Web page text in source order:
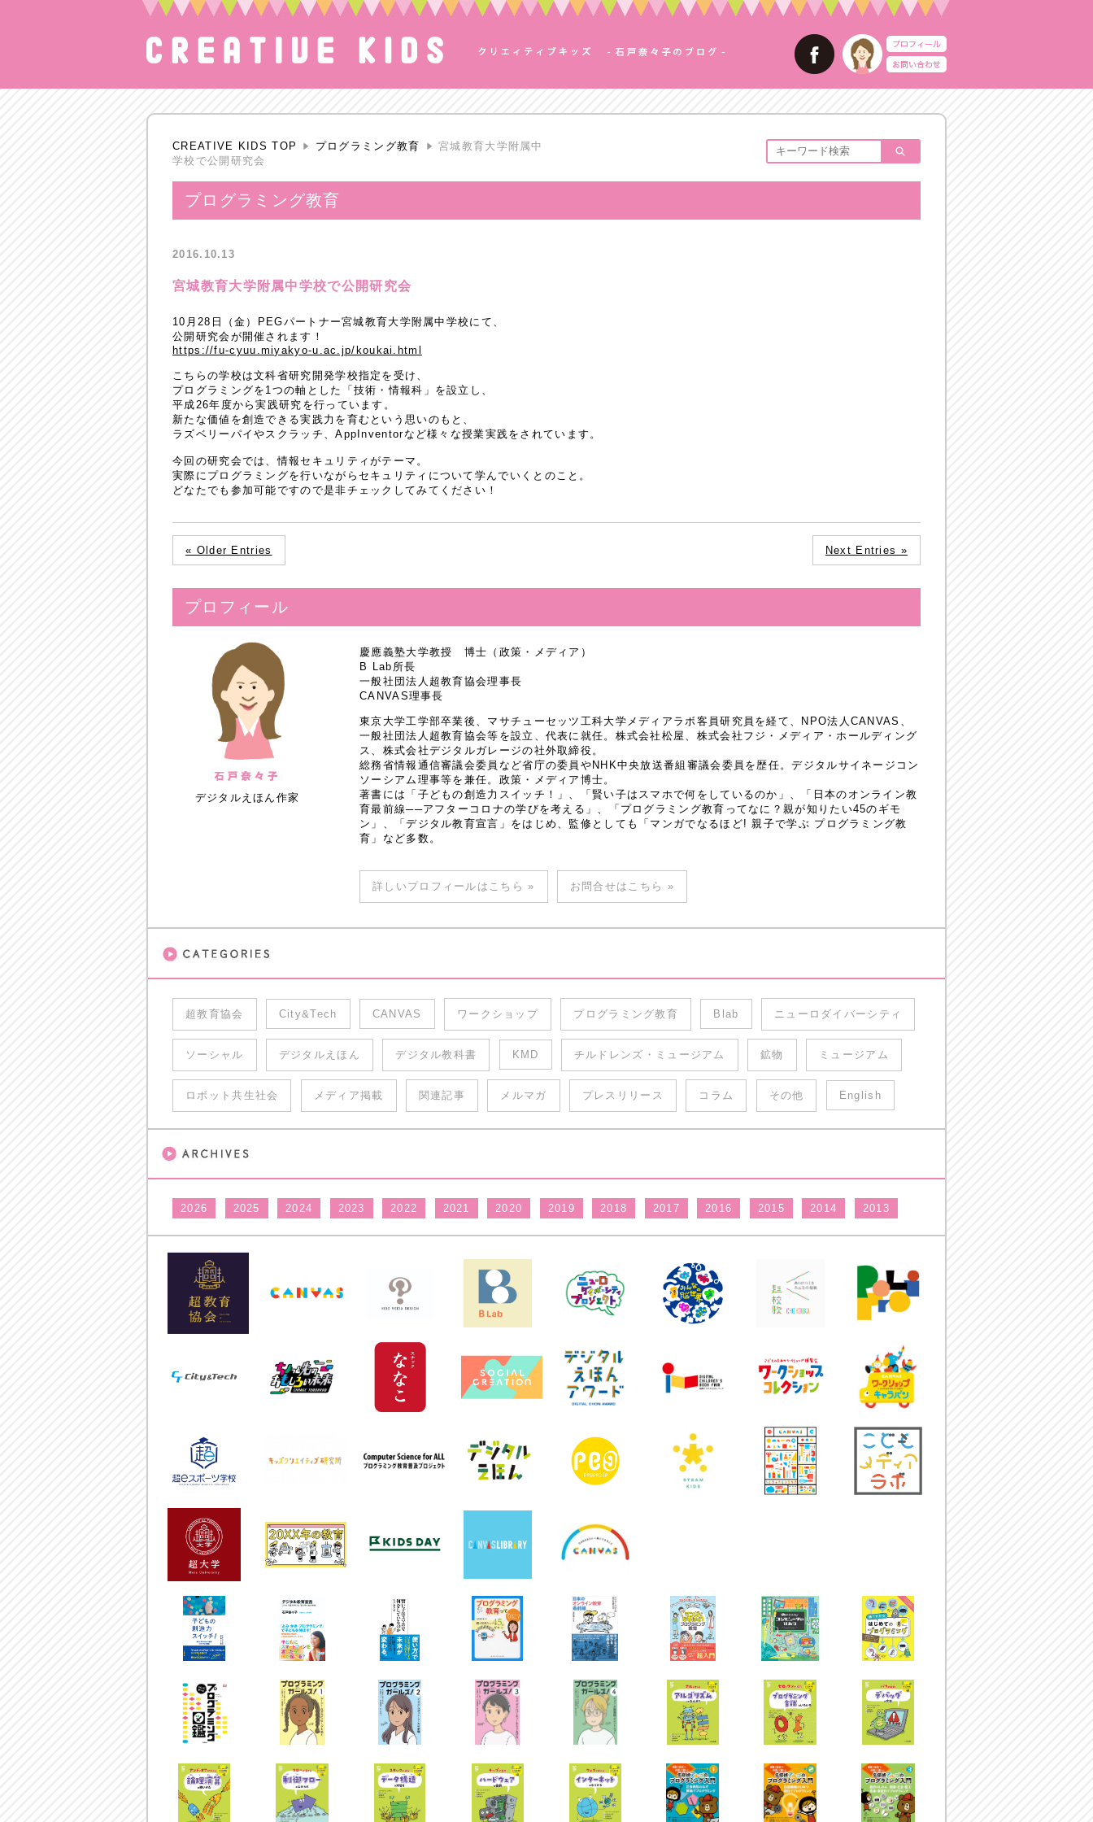
CREATIVE KIDS TOP プログラミング教育
宮城教育大学附属中
学校で公開研究会
プログラミング教育
2016.10.13
宮城教育大学附属中学校で公開研究会
10月28日（金）PEGパートナー宮城教育大学附属中学校にて、
公開研究会が開催されます！
https://fu-cyuu.miyakyo-u.ac.jp/koukai.html
こちらの学校は文科省研究開発学校指定を受け、
プログラミングを1つの軸とした「技術・情報科」を設立し、
平成26年度から実践研究を行っています。
新たな価値を創造できる実践力を育むという思いのもと、
ラズベリーパイやスクラッチ、AppInventorなど様々な授業実践をされています。
今回の研究会では、情報セキュリティがテーマ。
実際にプログラミングを行いながらセキュリティについて学んでいくとのこと。
どなたでも参加可能ですので是非チェックしてみてください！
« Older Entries Next Entries »
プロフィール
デジタルえほん作家
慶應義塾大学教授 博士（政策・メディア）
B Lab所長
一般社団法人超教育協会理事長
CANVAS理事長
東京大学工学部卒業後、マサチューセッツ工科大学メディアラボ客員研究員を経て、NPO法人CANVAS、
一般社団法人超教育協会等を設立、代表に就任。株式会社松屋、株式会社フジ・メディア・ホールディング
ス、株式会社デジタルガレージの社外取締役。
総務省情報通信審議会委員など省庁の委員やNHK中央放送番組審議会委員を歴任。デジタルサイネージコン
ソーシアム理事等を兼任。政策・メディア博士。
著書には「子どもの創造力スイッチ！」、「賢い子はスマホで何をしているのか」、「日本のオンライン教
育最前線──アフターコロナの学びを考える」、「プログラミング教育ってなに？親が知りたい45のギモ
ン」、「デジタル教育宣言」をはじめ、監修としても「マンガでなるほど! 親子で学ぶ プログラミング教
育」など多数。
詳しいプロフィールはこちら » お問合せはこちら »
超教育協会 City&Tech CANVAS ワークショップ プログラミング教育 Blab ニューロダイバーシティ
ソーシャル デジタルえほん デジタル教科書 KMD チルドレンズ・ミュージアム 鉱物 ミュージアム
ロボット共生社会 メディア掲載 関連記事 メルマガ プレスリリース コラム その他 English
2026 2025 2024 2023 2022 2021 2020 2019 2018 2017 2016 2015 2014 2013